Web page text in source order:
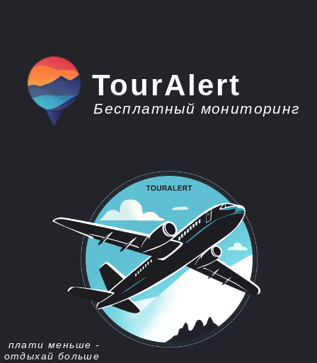
Горящие туры из
Южно-Сахалинска на
Шри-Ланку
Запусти бесплатный мониторинг цен
на туры с уведомлением в Телеграм
TourAlert
Бесплатный мониторинг